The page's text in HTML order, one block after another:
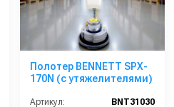
Полотер BENNETT SPX-
170N (с утяжелителями)
Артикул:
BNT31030